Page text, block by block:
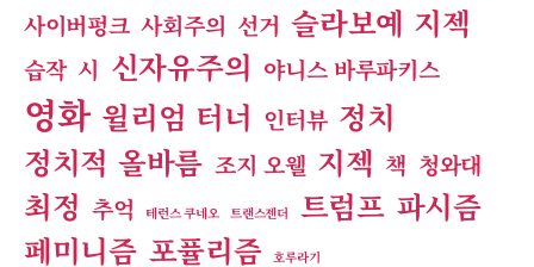
사이버펑크 사회주의 선거 슬라보예 지젝
습작 시 신자유주의 야니스 바루파키스
영화 윌리엄 터너 인터뷰 정치
정치적 올바름 조지 오웰 지젝 책 청와대
최정 추억 테런스 쿠네오 트랜스젠더 트럼프 파시즘
페미니즘 포퓰리즘 호루라기